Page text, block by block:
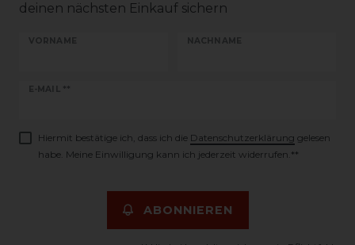
deinen nächsten Einkauf sichern
VORNAME NACHNAME
E-MAIL **
Newsletter
Hiermit bestätige ich, dass ich die Daten­schutz­erklärung gelesen
habe. Meine Einwilligung kann ich jederzeit widerrufen.**
ABONNIEREN